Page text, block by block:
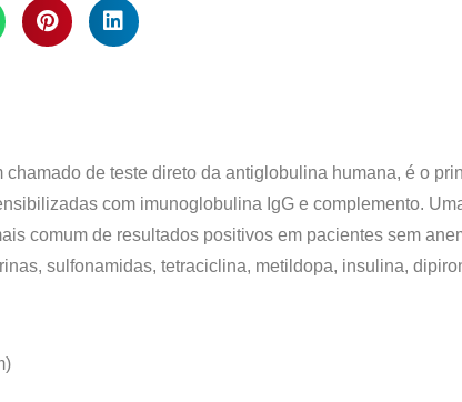
chamado de teste direto da antiglobulina humana, é o
com imunoglobulina IgG e complemento.
comum de resultados positivos em pacientes sem
sulfonamidas, tetraciclina, metildopa, insulina,